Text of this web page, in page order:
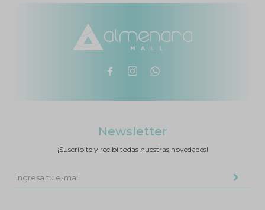
  
Newsletter
¡Suscribite y recibí todas nuestras novedades!